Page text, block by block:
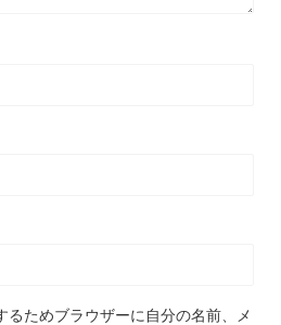
るためブラウザーに自分の名前、メ